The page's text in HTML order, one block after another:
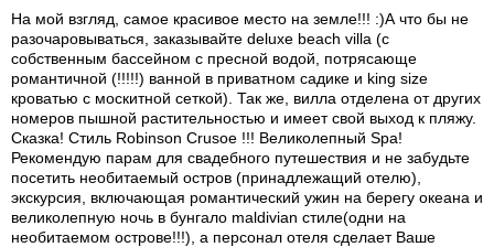
На мой взгляд, самое красивое место на земле!!! :)А что бы не
разочаровываться, заказывайте deluxe beach villa (с
собственным бассейном с пресной водой, потрясающе
романтичной (!!!!!) ванной в приватном садике и king size
кроватью с москитной сеткой). Так же, вилла отделена от других
номеров пышной растительностью и имеет свой выход к пляжу.
Сказка! Стиль Robinson Crusoe !!! Великолепный Spa!
Рекомендую парам для свадебного путешествия и не забудьте
посетить необитаемый остров (принадлежащий отелю),
экскурсия, включающая романтический ужин на берегу океана и
великолепную ночь в бунгало maldivian стиле(одни на
необитаемом острове!!!), а персонал отеля сделает Ваше